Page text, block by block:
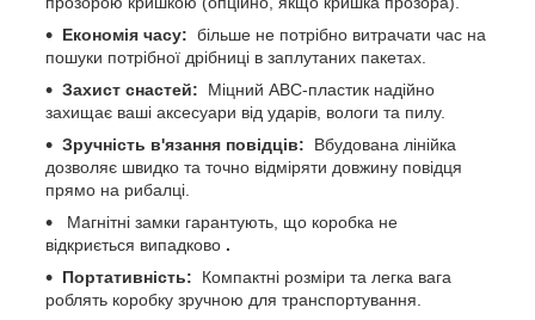
Економія часу: більше не потрібно витрачати час на
пошуки потрібної дрібниці в заплутаних пакетах.
Захист снастей: Міцний ABC-пластик надійно
захищає ваші аксесуари від ударів, вологи та пилу.
Зручність в'язання повідців: Вбудована лінійка
дозволяє швидко та точно відміряти довжину повідця
прямо на рибалці.
Магнітні замки гарантують, що коробка не
відкриється випадково .
Портативність: Компактні розміри та легка вага
роблять коробку зручною для транспортування.